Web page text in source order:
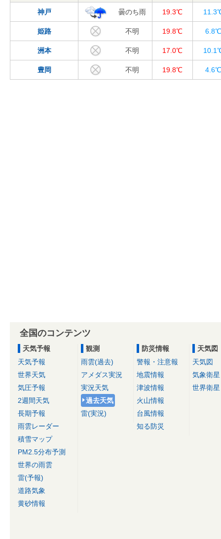
神戸 曇のち雨 19.3℃
姫路 不明 19.8℃ 6.8℃
洲本 不明 17.0℃
豊岡 不明 19.8℃ 4.6℃
全国のコンテンツ
天気予報
天気予報
世界天気
気圧予報
2週間天気
長期予報
雨雲レーダー
積雪マップ
PM2.5分布予測
世界の雨雲
雷(予報)
道路気象
黄砂情報
観測
雨雲(過去)
アメダス実況
実況天気
過去天気
雷(実況)
防災情報
警報・注意報
地震情報
津波情報
火山情報
台風情報
知る防災
天気図
天気図
気象衛星
世界衛星